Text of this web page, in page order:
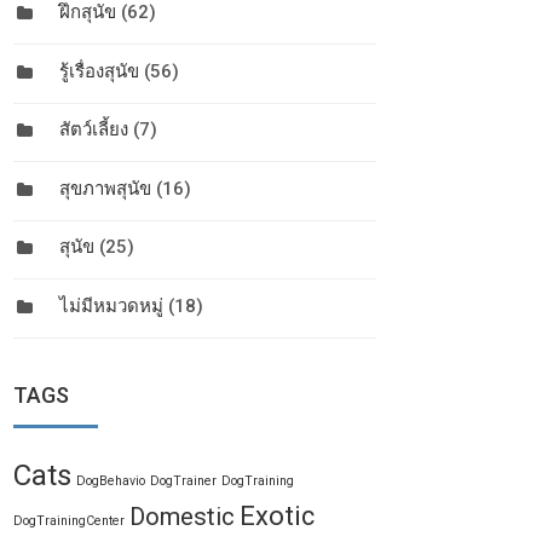
ฝึกสุนัข (62)
รู้เรื่องสุนัข (56)
สัตว์เลี้ยง(7)
สุขภาพสุนัข (16)
สุนัข (25)
ไม่มีหมวดหมู่ (18)
TAGS
Cats DogBehavio DogTrainer DogTraining
DogTrainingCenter Domestic Exotic